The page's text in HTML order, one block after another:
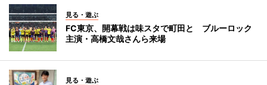
見る・遊ぶ
FC東京、開幕戦は味スタで町田と ブルーロック
主演・高橋文哉さんら来場
見る・遊ぶ